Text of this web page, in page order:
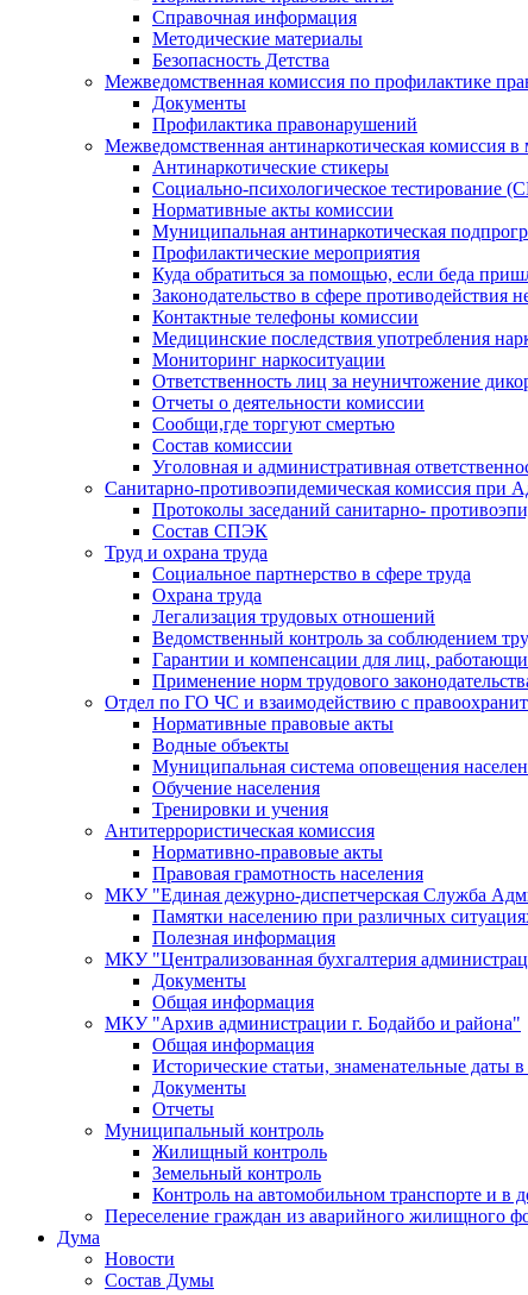
Справочная информация
Методические материалы
Безопасность Детства
Межведомственная комиссия по профилактике
Документы
Профилактика правонарушений
Межведомственная антинаркотическая комиссия
Антинаркотические стикеры
Социально-психологическое тестирование
Нормативные акты комиссии
Муниципальная антинаркотическая
Профилактические мероприятия
Куда обратиться за помощью, если беда
Законодательство в сфере противодействия
Контактные телефоны комиссии
Медицинские последствия употребления
Мониторинг наркоситуации
Ответственность лиц за неуничтожение
Отчеты о деятельности комиссии
Сообщи,где торгуют смертью
Состав комиссии
Уголовная и административная
Санитарно-противоэпидемическая комиссия
Протоколы заседаний санитарно-
Состав СПЭК
Труд и охрана труда
Социальное партнерство в сфере труда
Охрана труда
Легализация трудовых отношений
Ведомственный контроль за соблюдением
Гарантии и компенсации для лиц,
Применение норм трудового
Отдел по ГО ЧС и взаимодействию с
Нормативные правовые акты
Водные объекты
Муниципальная система оповещения
Обучение населения
Тренировки и учения
Антитеррористическая комиссия
Нормативно-правовые акты
Правовая грамотность населения
МКУ "Единая дежурно-диспетчерская Служба
Памятки населению при различных
Полезная информация
МКУ "Централизованная бухгалтерия
Документы
Общая информация
МКУ "Архив администрации г. Бодайбо и района"
Общая информация
Исторические статьи, знаменательные даты
Документы
Отчеты
Муниципальный контроль
Жилищный контроль
Земельный контроль
Контроль на автомобильном транспорте и в
Переселение граждан из аварийного жилищного
Дума
Новости
Состав Думы